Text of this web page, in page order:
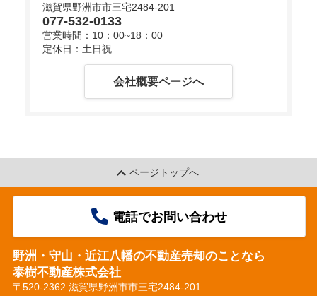
d
e
o
滋賀県野洲市市三宅2484-201
077-532-0133
営業時間：10：00~18：00
定休日：土日祝
会社概要ページへ
ページトップへ
電話でお問い合わせ
野洲・守山・近江八幡の不動産売却のことなら
泰樹不動産株式会社
〒520-2362 滋賀県野洲市市三宅2484-201